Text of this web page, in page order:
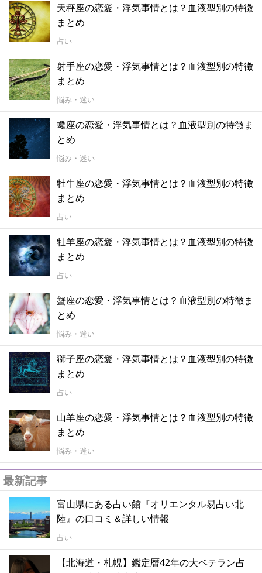
天秤座の恋愛・浮気事情とは？血液型別の特徴
まとめ
占い
射手座の恋愛・浮気事情とは？血液型別の特徴
まとめ
悩み・迷い
蠍座の恋愛・浮気事情とは？血液型別の特徴ま
とめ
悩み・迷い
牡牛座の恋愛・浮気事情とは？血液型別の特徴
まとめ
占い
牡羊座の恋愛・浮気事情とは？血液型別の特徴
まとめ
占い
蟹座の恋愛・浮気事情とは？血液型別の特徴ま
とめ
悩み・迷い
獅子座の恋愛・浮気事情とは？血液型別の特徴
まとめ
占い
山羊座の恋愛・浮気事情とは？血液型別の特徴
まとめ
悩み・迷い
最新記事
富山県にある占い館『オリエンタル易占い北
陸』の口コミ＆詳しい情報
占い
【北海道・札幌】鑑定暦42年の大ベテラン占